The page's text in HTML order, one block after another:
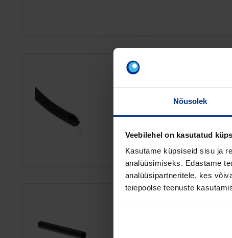
Nõusolek
Veebilehel on kasutatud
Kasutame küpsiseid sisu ja
analüüsimiseks. Edastame
analüüsipartneritele, kes
teiepoolse teenuste
PVC UV-KINDLAD
EXM-W-UV 750N
Universaalne UV-kindel painduv
RP ID: 205713
PVC UV-KINDLAD